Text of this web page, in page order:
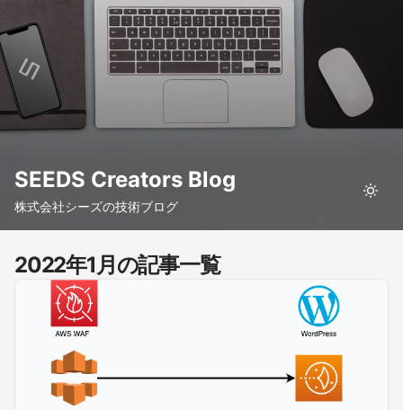
SEEDS Creators Blog
株式会社シーズの技術ブログ
2022年1月の記事一覧